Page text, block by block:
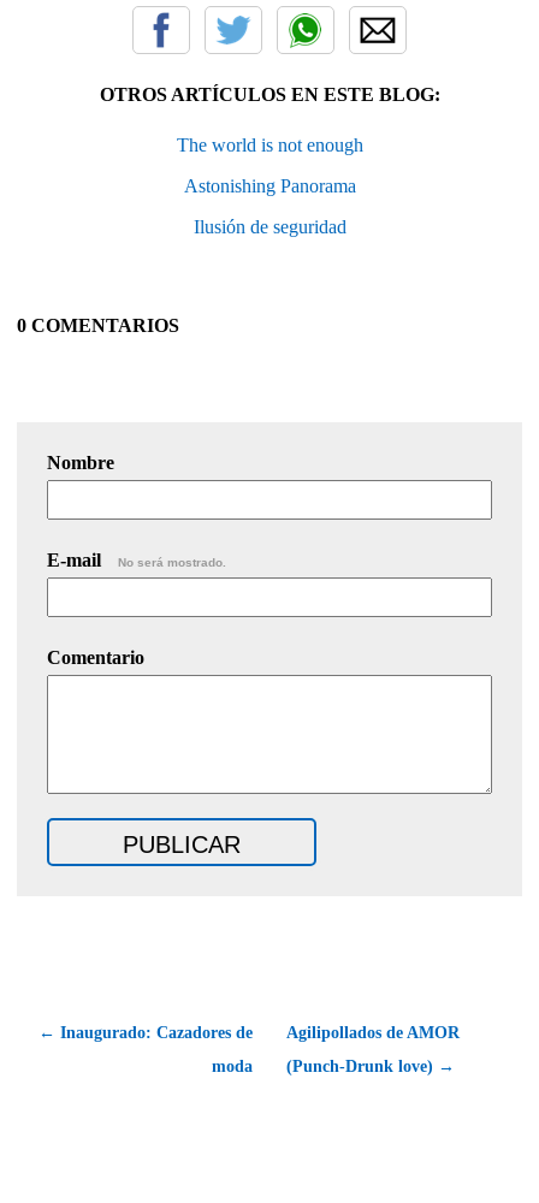
OTROS ARTÍCULOS EN ESTE BLOG:
The world is not enough
Astonishing Panorama
Ilusión de seguridad
0 COMENTARIOS
Nombre
E-mail No será mostrado.
Comentario
← Inaugurado: Cazadores de
moda
Agilipollados de AMOR
(Punch-Drunk love) →